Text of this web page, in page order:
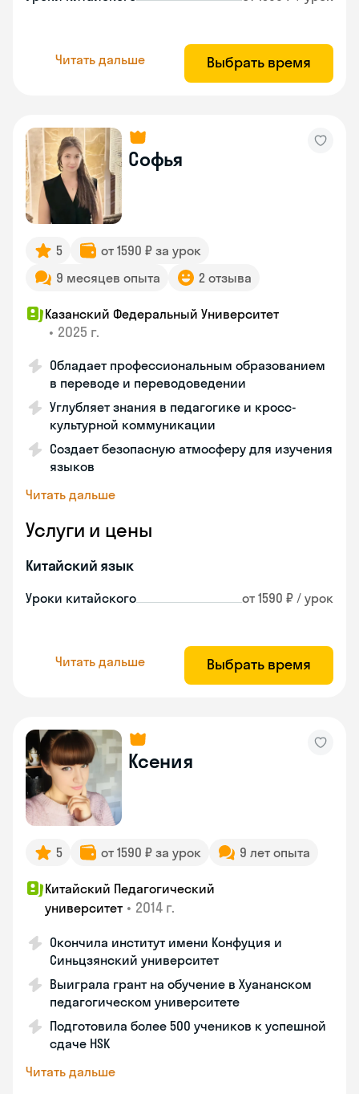
Читать дальше Выбрать время
Софья
5
от 1590 ₽ за урок
9 месяцев опыта
2 отзыва
Казанский Федеральный Университет
• 2025 г.
Обладает профессиональным образованием
в переводе и переводоведении
Углубляет знания в педагогике и кросс-
культурной коммуникации
Создает безопасную атмосферу для изучения
языков
Читать дальше
Услуги и цены
Китайский язык
Уроки китайского от 1590 ₽ / урок
Читать дальше Выбрать время
Ксения
5 от 1590 ₽ за урок 9 лет опыта
Китайский Педагогический
университет • 2014 г.
Окончила институт имени Конфуция и
Синьцзянский университет
Выиграла грант на обучение в Хуананском
педагогическом университете
Подготовила более 500 учеников к успешной
сдаче HSK
Читать дальше